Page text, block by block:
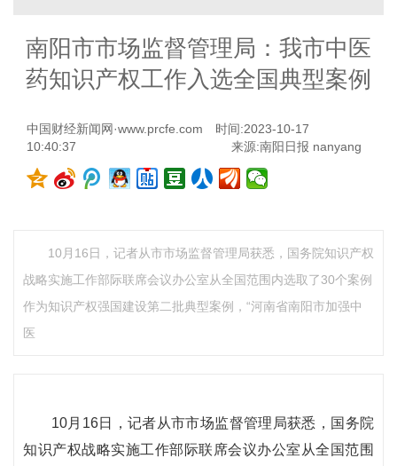
南阳市市场监督管理局：我市中医
药知识产权工作入选全国典型案例
中国财经新闻网·www.prcfe.com
时间:2023-10-17
10:40:37
来源:南阳日报 nanyang
10月16日，记者从市市场监督管理局获悉，国务院知识产权
战略实施工作部际联席会议办公室从全国范围内选取了30个案例
作为知识产权强国建设第二批典型案例，“河南省南阳市加强中
医
10月16日，记者从市市场监督管理局获悉，国务院
知识产权战略实施工作部际联席会议办公室从全国范围